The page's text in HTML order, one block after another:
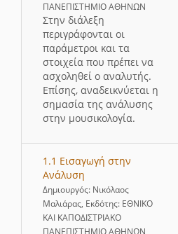
ΠΑΝΕΠΙΣΤΗΜΙΟ ΑΘΗΝΩΝ
Στην διάλεξη
περιγράφονται οι
παράμετροι και τα
στοιχεία που πρέπει να
ασχοληθεί ο αναλυτής.
Επίσης, αναδεικνύεται η
σημασία της ανάλυσης
στην μουσικολογία.
1.1 Εισαγωγή στην
Ανάλυση
Δημιουργός: Νικόλαος
Μαλιάρας, Εκδότης: ΕΘΝΙΚΟ
ΚΑΙ ΚΑΠΟΔΙΣΤΡΙΑΚΟ
ΠΑΝΕΠΙΣΤΗΜΙΟ ΑΘΗΝΩΝ